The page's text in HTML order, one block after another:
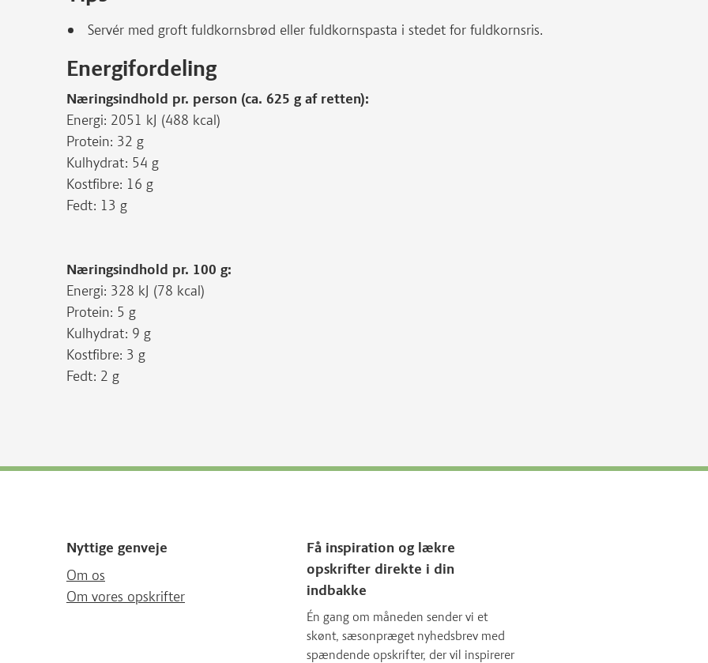
Servér med groft fuldkornsbrød eller fuldkornspasta i stedet for fuldkornsris.
Energifordeling
Næringsindhold pr. person (ca. 625 g af retten):
Energi: 2051 kJ (488 kcal)
Protein: 32 g
Kulhydrat: 54 g
Kostfibre: 16 g
Fedt: 13 g
Næringsindhold pr. 100 g:
Energi: 328 kJ (78 kcal)
Protein: 5 g
Kulhydrat: 9 g
Kostfibre: 3 g
Fedt: 2 g
Nyttige genveje
Om os
Om vores opskrifter
Få inspiration og lækre
opskrifter direkte i din
indbakke
Én gang om måneden sender vi et
skønt, sæsonpræget nyhedsbrev med
spændende opskrifter, der vil inspirerer